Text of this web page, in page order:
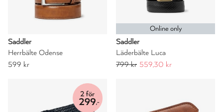
Saddler
Herrbälte Odense
599 kr
Online only
Saddler
Läderbälte Luca
799 kr 559,30 kr